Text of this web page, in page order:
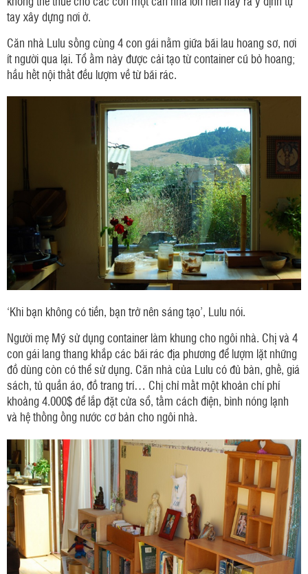
tay xây dựng nơi ở.
Căn nhà Lulu sống cùng 4 con gái nằm giữa bãi lau hoang sơ, nơi
ít người qua lại. Tổ ấm này được cải tạo từ container cũ bỏ hoang;
hầu hết nội thất đều lượm về từ bãi rác.
‘Khi bạn không có tiền, bạn trở nên sáng tạo’, Lulu nói.
Người mẹ Mỹ sử dụng container làm khung cho ngôi nhà. Chị và 4
con gái lang thang khắp các bãi rác địa phương để lượm lặt những
đồ dùng còn có thể sử dụng. Căn nhà của Lulu có đủ bàn, ghế, giá
sách, tủ quần áo, đồ trang trí… Chị chỉ mất một khoản chí phí
khoảng 4.000$ để lắp đặt cửa sổ, tấm cách điện, bình nóng lạnh
và hệ thống ống nước cơ bản cho ngôi nhà.